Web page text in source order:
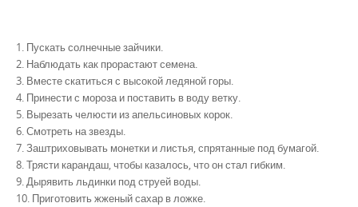
1. Пускать солнечные зайчики.
2. Наблюдать как прорастают семена.
3. Вместе скатиться с высокой ледяной горы.
4. Принести с мороза и поставить в воду ветку.
5. Вырезать челюсти из апельсиновых корок.
6. Смотреть на звезды.
7. Заштриховывать монетки и листья, спрятанные под бумагой.
8. Трясти карандаш, чтобы казалось, что он стал гибким.
9. Дырявить льдинки под струей воды.
10. Приготовить жженый сахар в ложке.